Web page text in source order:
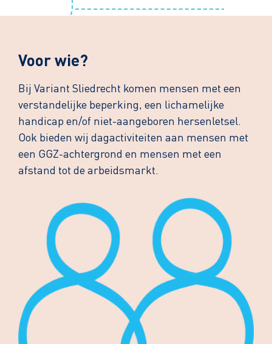
Voor wie?
Bij Variant Sliedrecht komen mensen met een
verstandelijke beperking, een lichamelijke
handicap en/of niet-aangeboren hersenletsel.
Ook bieden wij dagactiviteiten aan mensen met
een GGZ-achtergrond en mensen met een
afstand tot de arbeidsmarkt.